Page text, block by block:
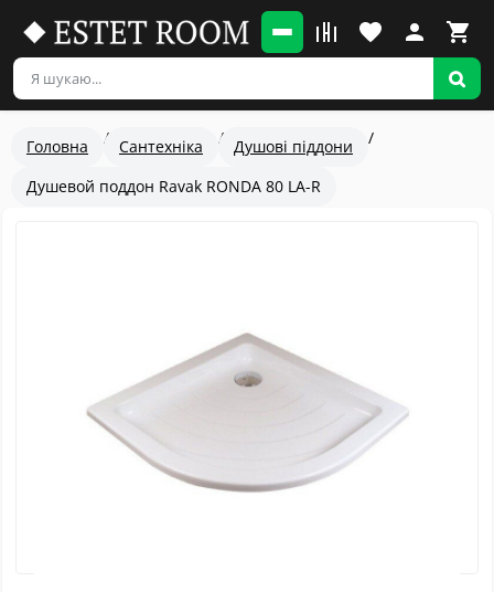
Головна Сантехніка
Душові піддони
Душевой поддон Ravak RONDA 80 LA-R